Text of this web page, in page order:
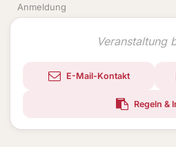
Anmeldung
Veranstaltung
E-Mail-Kontakt
Regeln &